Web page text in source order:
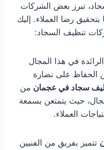
تبرز بعض الشركات
رضا العملاء. إليك
تنظيف السجاد:
في هذا المجال
الحفاظ على نضارة
سجاد في عجمان من
حيث يتمتعن بسمعة
العملاء.
تتميز بفريق من الفنيين